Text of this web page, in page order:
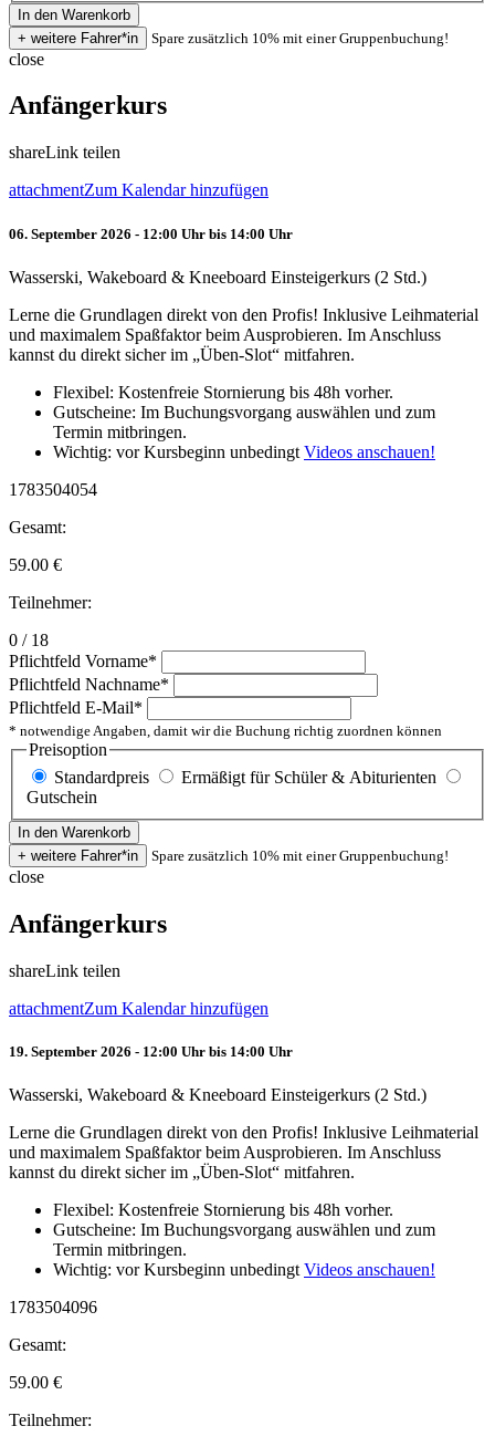
Spare zusätzlich 10% mit einer Gruppenbuchung!
close
Anfängerkurs
shareLink teilen
attachmentZum Kalendar hinzufügen
06. September 2026 - 12:00 Uhr bis 14:00 Uhr
Wasserski, Wakeboard & Kneeboard Einsteigerkurs (2 Std.)
Lerne die Grundlagen direkt von den Profis! Inklusive Leihmaterial
und maximalem Spaßfaktor beim Ausprobieren. Im Anschluss
kannst du direkt sicher im „Üben-Slot“ mitfahren.
Flexibel: Kostenfreie Stornierung bis 48h vorher.
Gutscheine: Im Buchungsvorgang auswählen und zum
Termin mitbringen.
Wichtig: vor Kursbeginn unbedingt Videos anschauen!
1783504054
Gesamt:
59.00 €
Teilnehmer:
0 / 18
Pflichtfeld Vorname*
Pflichtfeld Nachname*
Pflichtfeld E-Mail*
* notwendige Angaben, damit wir die Buchung richtig zuordnen können
Preisoption
Standardpreis
Ermäßigt für Schüler & Abiturienten
Gutschein
Spare zusätzlich 10% mit einer Gruppenbuchung!
close
Anfängerkurs
shareLink teilen
attachmentZum Kalendar hinzufügen
19. September 2026 - 12:00 Uhr bis 14:00 Uhr
Wasserski, Wakeboard & Kneeboard Einsteigerkurs (2 Std.)
Lerne die Grundlagen direkt von den Profis! Inklusive Leihmaterial
und maximalem Spaßfaktor beim Ausprobieren. Im Anschluss
kannst du direkt sicher im „Üben-Slot“ mitfahren.
Flexibel: Kostenfreie Stornierung bis 48h vorher.
Gutscheine: Im Buchungsvorgang auswählen und zum
Termin mitbringen.
Wichtig: vor Kursbeginn unbedingtVideos anschauen!
1783504096
Gesamt:
59.00 €
Teilnehmer: